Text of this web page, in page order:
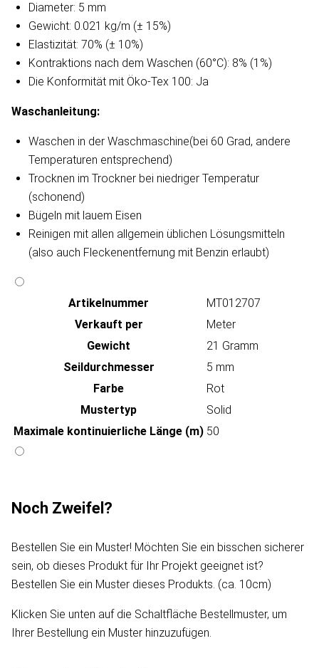
Diameter: 5 mm
Gewicht: 0.021 kg/m (± 15%)
Elastizität: 70% (± 10%)
Kontraktions nach dem Waschen (60°C): 8% (1%)
Die Konformität mit Öko-Tex 100: Ja
Waschanleitung​:
Waschen in der Waschmaschine(bei 60 Grad, andere
Temperaturen entsprechend)
Trocknen im Trockner bei niedriger Temperatur
(schonend)
Bügeln mit lauem Eisen
Reinigen mit allen allgemein üblichen Lösungsmitteln
(also auch Fleckenentfernung mit Benzin erlaubt)
Artikeln‌ummer
MT012707
Verkauft per
Meter
Gewicht
21 Gramm
Seildurchmesser
5 mm
Farbe
Rot
Mustertyp
Solid
Maximale kontinuierliche Länge (m) 50
Noch Zweifel?
Bestellen Sie ein Muster! Möchten Sie ein bisschen sicherer
sein, ob dieses Produkt für Ihr Projekt geeignet ist?
Bestellen Sie ein Muster dieses Produkts. (ca. 10cm)
Klicken Sie unten auf die Schaltfläche Bestellmuster, um
Ihrer Bestellung ein Muster hinzuzufügen.